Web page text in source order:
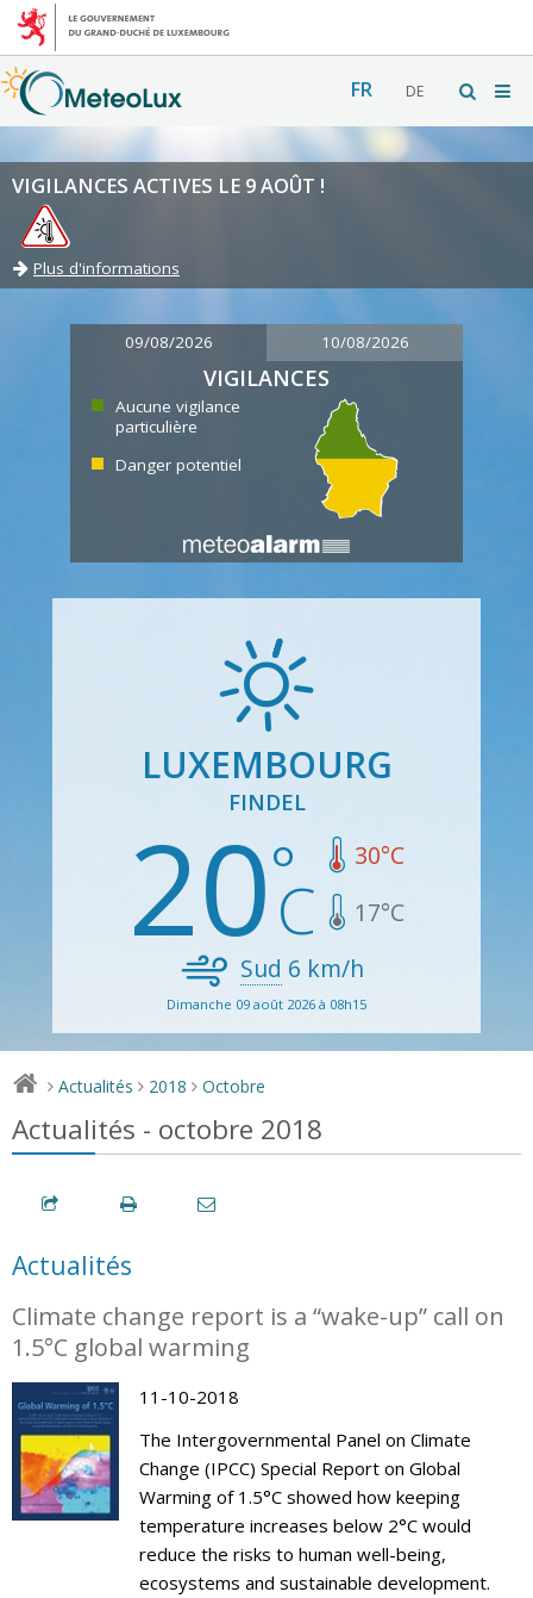
FR DE
VIGILANCES ACTIVES LE 9 AOÛT !
Plus d'informations
09/08/2026 10/08/2026
VIGILANCES
Aucune vigilance
particulière
Danger potentiel
LUXEMBOURG
FINDEL
20 30°C
17°C
Sud 6 km/h
Dimanche 09 août 2026 à 08h15
> Actualités > 2018 > Octobre
Actualités - octobre 2018
Actualités
Climate change report is a “wake-up” call on
1.5°C global warming
11-10-2018
The Intergovernmental Panel on Climate
Change (IPCC) Special Report on Global
Warming of 1.5°C showed how keeping
temperature increases below 2°C would
reduce the risks to human well-being,
ecosystems and sustainable development.